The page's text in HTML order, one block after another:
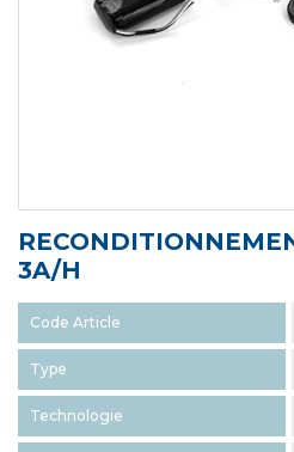
3A/H
Code Article
Type
Technologie